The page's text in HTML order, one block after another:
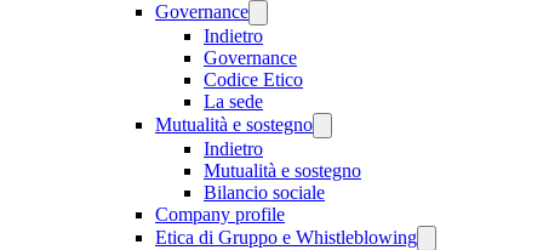
Governance
Indietro
Governance
Codice Etico
La sede
Mutualità e sostegno
Indietro
Mutualità e sostegno
Bilancio sociale
Company profile
Etica di Gruppo e Whistleblowing